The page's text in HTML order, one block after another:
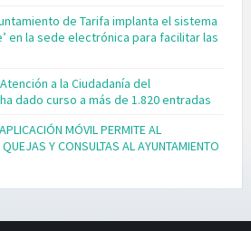
de Tarifa implanta el sistema
en la sede electrónica para facilitar las
a la Ciudadanía del
dado curso a más de 1.820 entradas
MÓVIL PERMITE AL
Y CONSULTAS AL AYUNTAMIENTO